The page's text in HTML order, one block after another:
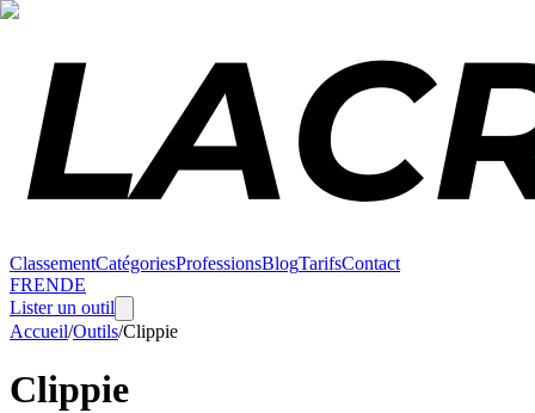
ClassementCatégoriesProfessionsBlogTarifsContact
FRENDE
Lister un outil
Accueil/Outils/Clippie
Clippie